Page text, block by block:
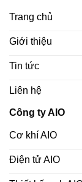
Trang chủ
Giới thiệu
Tin tức
Liên hệ
Công ty AIO
Cơ khí AIO
Điện tử AIO